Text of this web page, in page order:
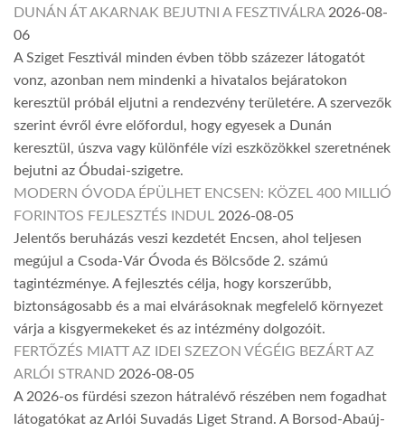
DUNÁN ÁT AKARNAK BEJUTNI A FESZTIVÁLRA 2026-08-
06
A Sziget Fesztivál minden évben több százezer látogatót
vonz, azonban nem mindenki a hivatalos bejáratokon
keresztül próbál eljutni a rendezvény területére. A szervezők
szerint évről évre előfordul, hogy egyesek a Dunán
keresztül, úszva vagy különféle vízi eszközökkel szeretnének
bejutni az Óbudai-szigetre.
MODERN ÓVODA ÉPÜLHET ENCSEN: KÖZEL 400 MILLIÓ
FORINTOS FEJLESZTÉS INDUL 2026-08-05
Jelentős beruházás veszi kezdetét Encsen, ahol teljesen
megújul a Csoda-Vár Óvoda és Bölcsőde 2. számú
tagintézménye. A fejlesztés célja, hogy korszerűbb,
biztonságosabb és a mai elvárásoknak megfelelő környezet
várja a kisgyermekeket és az intézmény dolgozóit.
FERTŐZÉS MIATT AZ IDEI SZEZON VÉGÉIG BEZÁRT AZ
ARLÓI STRAND 2026-08-05
A 2026-os fürdési szezon hátralévő részében nem fogadhat
látogatókat az Arlói Suvadás Liget Strand. A Borsod-Abaúj-